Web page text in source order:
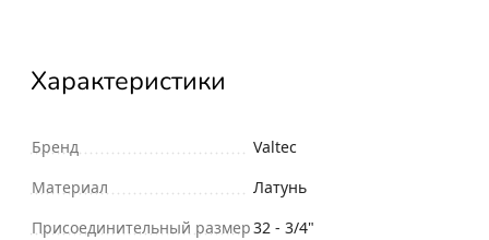
Характеристики
Бренд
Valtec
Материал
Латунь
Присоединительный размер32 - 3/4"